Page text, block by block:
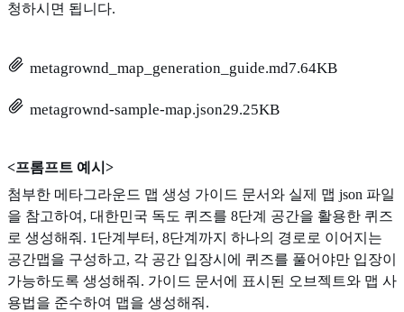
청하시면 됩니다.
metagrownd_map_generation_guide.md7.64KB
metagrownd-sample-map.json29.25KB
<프롬프트 예시>
첨부한 메타그라운드 맵 생성 가이드 문서와 실제 맵 json 파일
을 참고하여, 대한민국 독도 퀴즈를 8단계 공간을 활용한 퀴즈
로 생성해줘. 1단계부터, 8단계까지 하나의 경로로 이어지는
공간맵을 구성하고, 각 공간 입장시에 퀴즈를 풀어야만 입장이
가능하도록 생성해줘. 가이드 문서에 표시된 오브젝트와 맵 사
용법을 준수하여 맵을 생성해줘.